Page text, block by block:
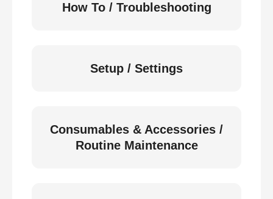
How To / Troubleshooting
Setup / Settings
Consumables & Accessories /
Routine Maintenance